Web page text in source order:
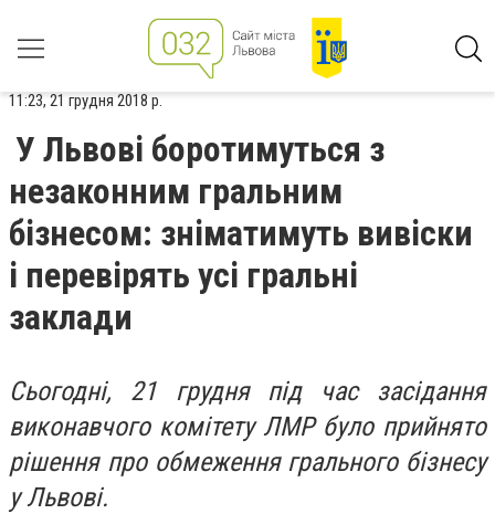
11:23, 21 грудня 2018 р.
У Львові боротимуться з
незаконним гральним
бізнесом: зніматимуть вивіски
і перевірять усі гральні
заклади
Сьогодні, 21 грудня під час засідання
виконавчого комітету ЛМР було прийнято
рішення про обмеження грального бізнесу
у Львові.